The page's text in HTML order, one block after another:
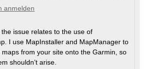
anmelden
the issue relates to the use of
I use MapInstaller and MapManager to
maps from your site onto the Garmin, so
shouldn’t arise.